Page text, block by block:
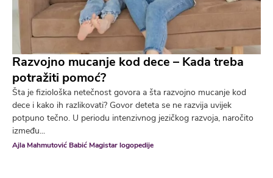
Razvojno mucanje kod dece – Kada treba
potražiti pomoć?
Šta je fiziološka netečnost govora a šta razvojno mucanje kod
dece i kako ih razlikovati? Govor deteta se ne razvija uvijek
potpuno tečno. U periodu intenzivnog jezičkog razvoja, naročito
između...
Ajla Mahmutović Babić Magistar logopedije